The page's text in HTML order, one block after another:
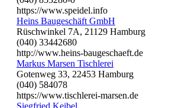
https://www.speidel.info
Heins Baugeschäft GmbH
Rüschwinkel 7A, 21129 Hamburg
(040) 33442680
http://www.heins-baugeschaeft.de
Markus Marsen Tischlerei
Gotenweg 33, 22453 Hamburg
(040) 584078
https://www.tischlerei-marsen.de
Siegfried Keibel